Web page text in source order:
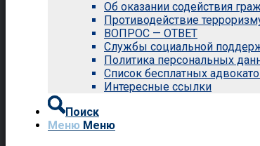
Об оказании содействия
Противодействие
ВОПРОС — ОТВЕТ
Службы социальной
Политика персональных
Список бесплатных
Интересные ссылки
Поиск
Меню Меню